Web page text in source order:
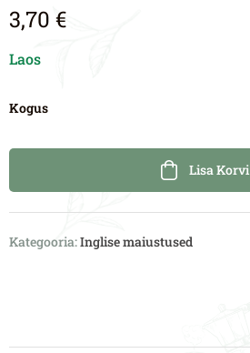
3,70 €
Laos
Kogus
Lisa Korvi
Kategooria:Inglise maiustused